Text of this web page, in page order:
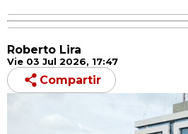
Roberto Lira
Vie 03 Jul 2026, 17:47
Compartir